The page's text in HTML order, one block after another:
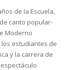
de la Escuela,
canto popular-
Moderno
los estudiantes de
y la carrera de